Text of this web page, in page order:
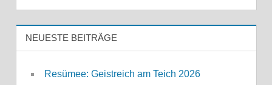
NEUESTE BEITRÄGE
Resümee: Geistreich am Teich 2026